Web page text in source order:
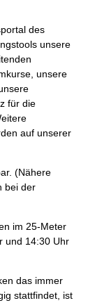
des
unsere
unsere
für die
auf unserer
(Nähere
bei der
im 25-Meter
und 14:30 Uhr
das immer
stattfindet, ist